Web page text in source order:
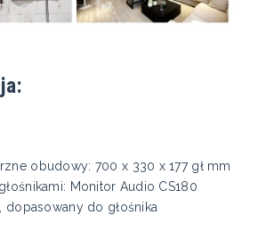
obudowy: 700 x 330 x 177 gł mm
Monitor Audio CS180
dopasowany do głośnika